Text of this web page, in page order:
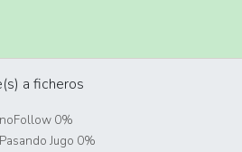
a ficheros
0%
Jugo 0%